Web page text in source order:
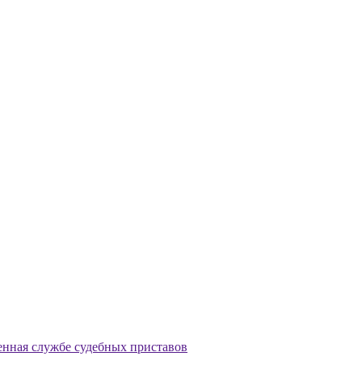
службе судебных приставов